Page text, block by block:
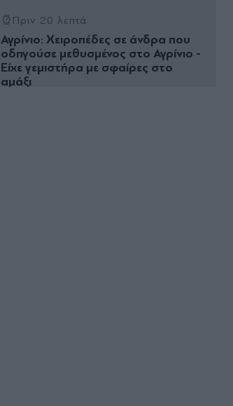
Πριν 20 λεπτά
Αγρίνιο: Χειροπέδες σε άνδρα που
οδηγούσε μεθυσμένος στο Αγρίνιο -
Είχε γεμιστήρα με σφαίρες στο
αμάξι